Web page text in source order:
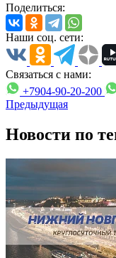
Поделиться:
Наши соц. сети:
Связаться с нами:
+7904-90-20-200
Предыдущая
Новости по